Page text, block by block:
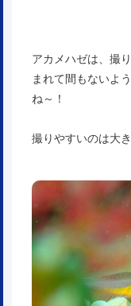
アカメハゼは、撮
まれて間もないよ
ね～！
撮りやすいのは大